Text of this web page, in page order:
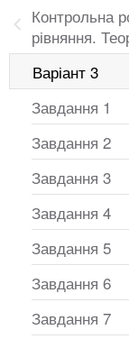
Контрольна
рівняння.
Варіант 3
Завдання 1
Завдання 2
Завдання 3
Завдання 4
Завдання 5
Завдання 6
Завдання 7